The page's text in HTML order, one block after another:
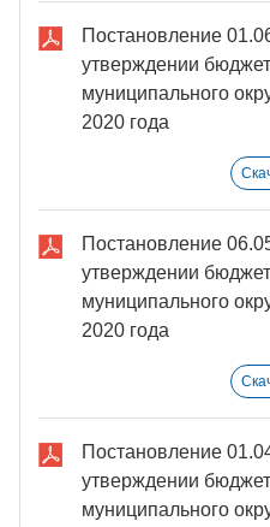
Постановление
утверждении
муниципального
2020 года
Постановление
утверждении
муниципального
2020 года
Постановление
утверждении
муниципального